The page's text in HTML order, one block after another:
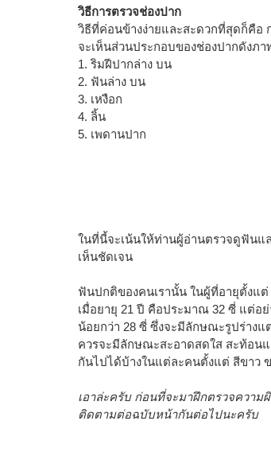
วิธีการตรวจช่องปาก
วิธีที่ค่อนข้างง่ายและสะดวกที่สุดก็คือ
จะเห็นส่วนประกอบของช่องปากดังภา
1. ริมฝีปากล่าง บน
2. ฟันล่าง บน
3. เหงือก
4. ลิ้น
5. เพดานปาก
ในที่นี้จะเน้นให้ท่านผู้อ่านตรวจดูฟันแ
เห็นชัดเจน
ฟันปกติของคนเรานั้น ในผู้ที่อายุตั้งแ
เมื่อยายุ 21 ปี คือประมาณ 32 ซี่ แต่อ
น้อยกว่า 28 ซี่ ซึ่งจะมีลักษณะรูปร่าง
ควรจะมีลักษณะสะอาดสดใส สะท้อน
กันไปได้บ้างในแต่ละคนตั้งแต่ สีขาว
เอาล่ะครับ ก่อนที่จะมาฝึกตรวจควา
ติดตามต่อฉบับหน้ากันต่อไปนะครับ